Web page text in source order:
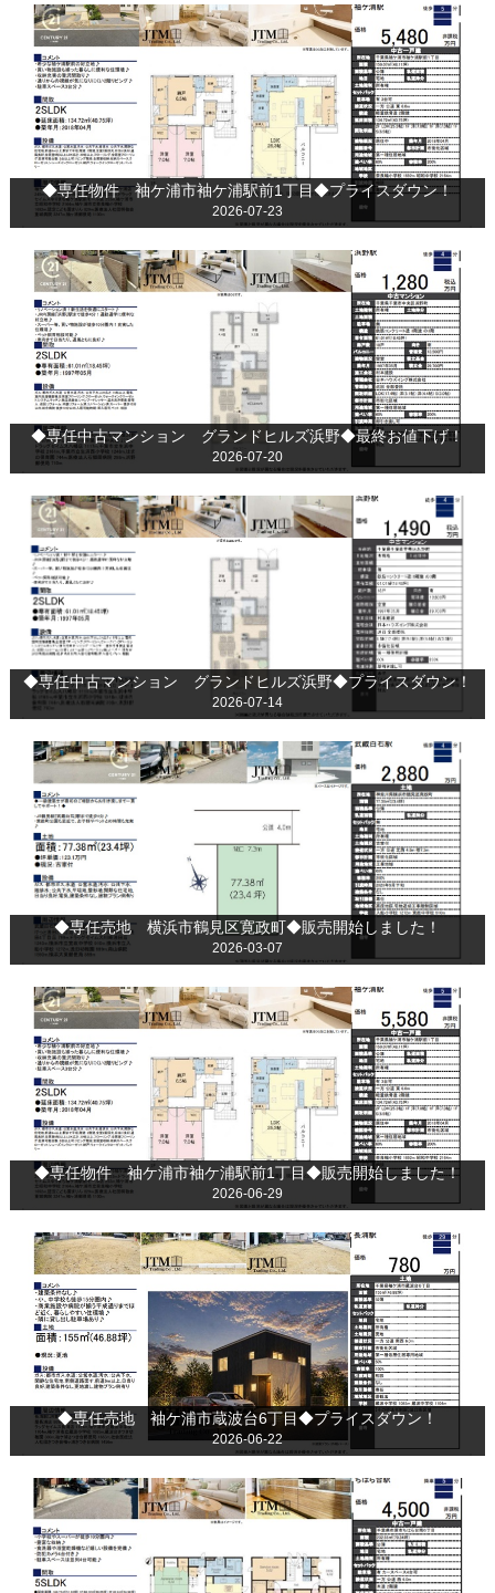
◆専任物件 袖ケ浦市袖ケ浦駅前1丁目◆プライスダウン！
2026-07-23
◆専任中古マンション グランドヒルズ浜野◆最終お値下げ！
2026-07-20
◆専任中古マンション グランドヒルズ浜野◆プライスダウン！
2026-07-14
◆専任売地 横浜市鶴見区寛政町◆販売開始しました！
2026-03-07
◆専任物件 袖ケ浦市袖ケ浦駅前1丁目◆販売開始しました！
2026-06-29
◆専任売地 袖ケ浦市蔵波台6丁目◆プライスダウン！
2026-06-22